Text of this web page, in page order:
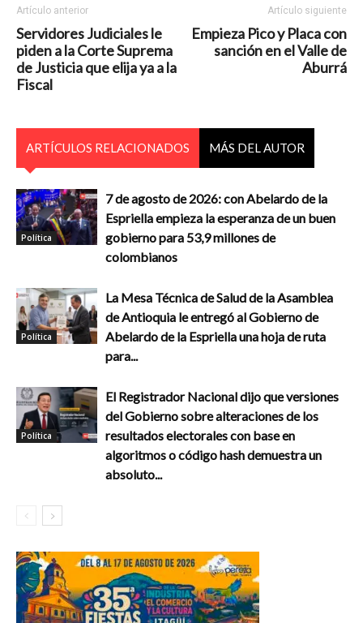
Artículo anterior
Servidores Judiciales le
piden a la Corte Suprema
de Justicia que elija ya a la
Fiscal
Artículo siguiente
Empieza Pico y Placa con
sanción en el Valle de
Aburrá
ARTÍCULOS RELACIONADOS MÁS DEL AUTOR
Política
7 de agosto de 2026: con Abelardo de la
Espriella empieza la esperanza de un buen
gobierno para 53,9 millones de
colombianos
Política
La Mesa Técnica de Salud de la Asamblea
de Antioquia le entregó al Gobierno de
Abelardo de la Espriella una hoja de ruta
para...
Política
El Registrador Nacional dijo que versiones
del Gobierno sobre alteraciones de los
resultados electorales con base en
algoritmos o código hash demuestra un
absoluto...